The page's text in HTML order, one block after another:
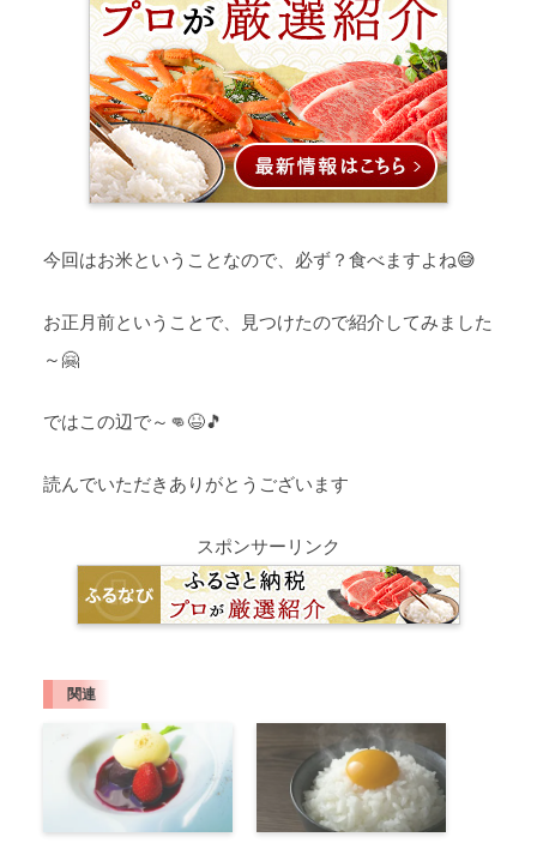
今回はお米ということなので、必ず？食べますよね😅
お正月前ということで、見つけたので紹介してみました
～🤗
ではこの辺で～👊😆🎵
読んでいただきありがとうございます
スポンサーリンク
関連